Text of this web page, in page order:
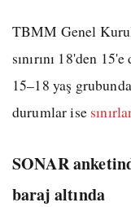
TBMM Genel
sınırını 18'den
15–18 yaş
durumlar ise
SONAR
baraj altında